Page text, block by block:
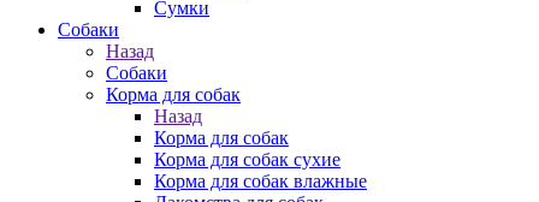
Сумки
Собаки
Назад
Собаки
Корма для собак
Назад
Корма для собак
Корма для собак сухие
Корма для собак влажные